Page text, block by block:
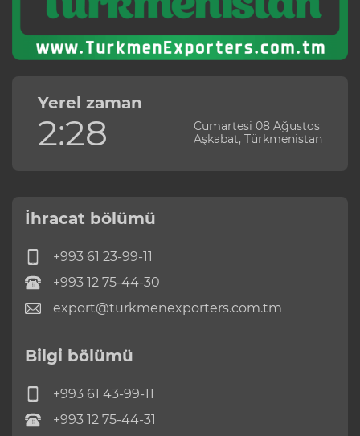
Yerel zaman
2:28
Cumartesi 08 Ağustos
Aşkabat, Türkmenistan
İhracat bölümü
+993 61 23-99-11
+993 12 75-44-30
export@turkmenexporters.com.tm
Bilgi bölümü
+993 61 43-99-11
+993 12 75-44-31